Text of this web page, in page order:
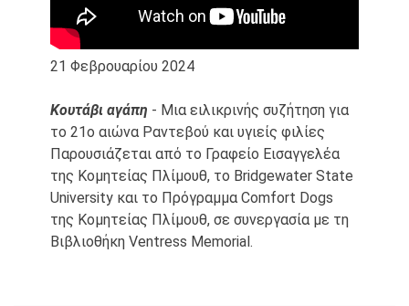
21 Φεβρουαρίου 2024
Κουτάβι αγάπη - Μια ειλικρινής συζήτηση για
το 21ο αιώνα Ραντεβού και υγιείς φιλίες
Παρουσιάζεται από το Γραφείο Εισαγγελέα
της Κομητείας Πλίμουθ, το Bridgewater State
University και το Πρόγραμμα Comfort Dogs
της Κομητείας Πλίμουθ, σε συνεργασία με τη
Βιβλιοθήκη Ventress Memorial.